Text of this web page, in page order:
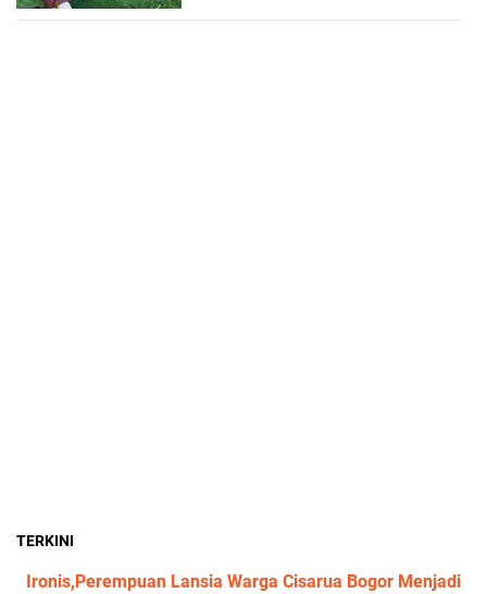
TERKINI
Ironis,Perempuan Lansia Warga Cisarua Bogor Menjadi